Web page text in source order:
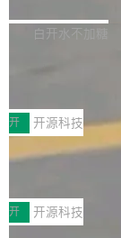
个主 agent 循环，
库，并将作为
MPComm将作为
ENT，实现零拷贝
传输性能最高提升
于自研UCL-
持续开源更多基于
件。 腾讯网平团
白开水不加糖
型案例入选名单》
开源 AI 编程平台
创新与落地成效成
助力企业AI研发安
经开始引入 AI
型或企业内部部署
开 开源科技
深信服AI算力网
前不久，工业和
智能应用典型案例
各领域的应用成果
开 开源科技